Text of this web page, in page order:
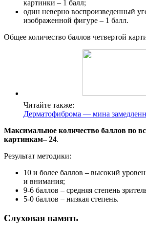
картинки – 1 балл;
один неверно воспроизведенный
изображенной фигуре – 1 балл.
Общее количество баллов четвертой
Читайте также:
Дерматофиброма — мина
Максимальное количество баллов по
картинкам– 24.
Результат методики:
10 и более баллов – высокий
и внимания;
9-6 баллов – средняя степень
5-0 баллов – низкая степень.
Слуховая память